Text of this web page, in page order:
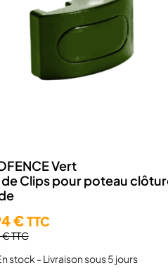
Vert
de Clips pour poteau
€TTC
€TTC
stock - Livraison sous 5 jours